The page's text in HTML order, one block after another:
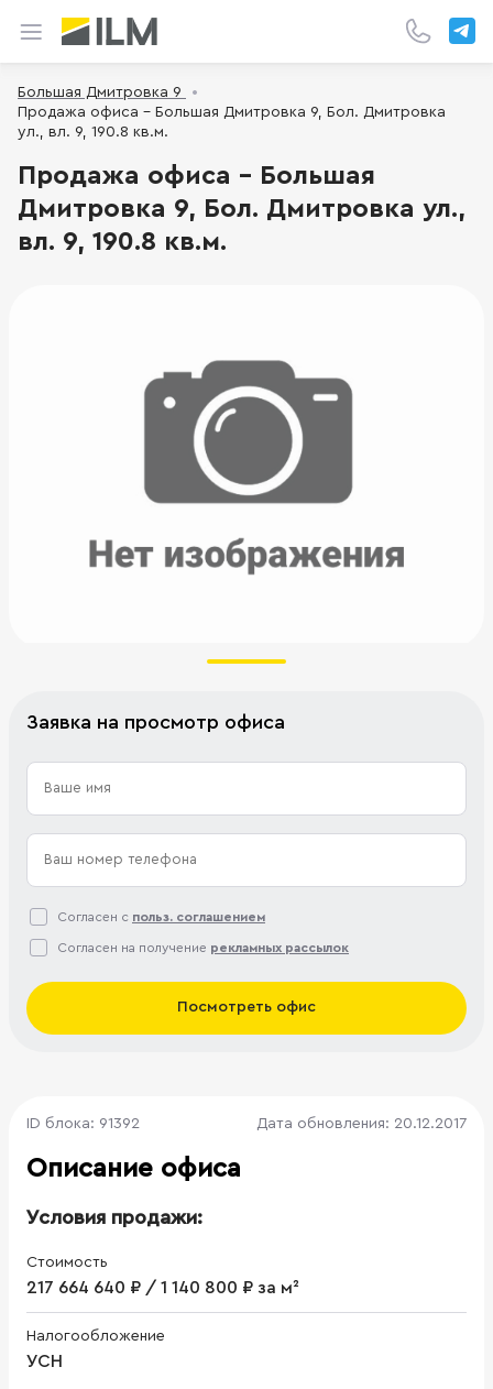
Большая Дмитровка 9
Продажа офиса - Большая Дмитровка 9, Бол. Дмитровка
ул., вл. 9, 190.8 кв.м.
Продажа офиса - Большая
Дмитровка 9, Бол. Дмитровка ул.,
вл. 9, 190.8 кв.м.
Заявка на просмотр офиса
Согласен с польз. соглашением
Согласен на получение рекламных рассылок
Посмотреть офис
ID блока: 91392 Дата обновления: 20.12.2017
Описание офиса
Условия продажи:
Стоимость
217 664 640 ₽ / 1 140 800 ₽ за м²
Налогообложение
УСН